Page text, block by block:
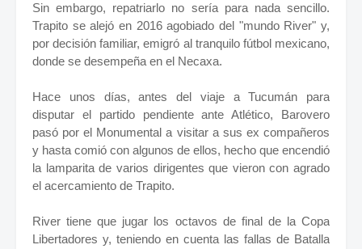
Sin embargo, repatriarlo no sería para nada sencillo.
Trapito se alejó en 2016 agobiado del "mundo River" y,
por decisión familiar, emigró al tranquilo fútbol mexicano,
donde se desempeña en el Necaxa.
Hace unos días, antes del viaje a Tucumán para
disputar el partido pendiente ante Atlético, Barovero
pasó por el Monumental a visitar a sus ex compañeros
y hasta comió con algunos de ellos, hecho que encendió
la lamparita de varios dirigentes que vieron con agrado
el acercamiento de Trapito.
River tiene que jugar los octavos de final de la Copa
Libertadores y, teniendo en cuenta las fallas de Batalla